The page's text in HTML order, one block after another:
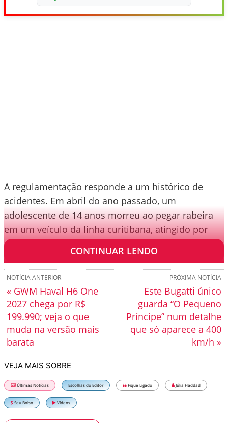
A regulamentação responde a um histórico de
acidentes. Em abril do ano passado, um
adolescente de 14 anos morreu ao pegar rabeira
em um veículo da linha curitibana, atingido por
outro ônibus que vinha na direção contrária.
CONTINUAR LENDO
PRÓXIMA NOTÍCIA
Este Bugatti único
guarda “O Pequeno
Príncipe” num detalhe
que só aparece a 400
km/h »
NOTÍCIA ANTERIOR
« GWM Haval H6 One
2027 chega por R$
199.990; veja o que
muda na versão mais
barata
VEJA MAIS SOBRE
Últimas Notícias Escolhas do Editor Fique Ligado Júlia Haddad
Seu Bolso Vídeos